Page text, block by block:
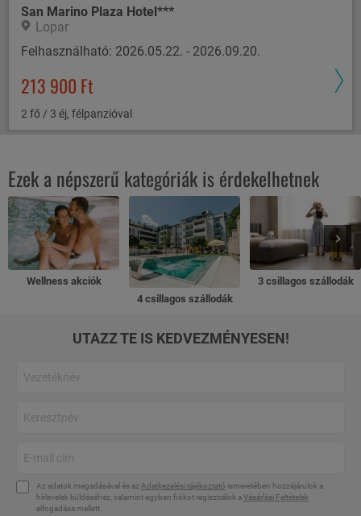
San Marino Plaza Hotel***
Lopar
Felhasználható: 2026.05.22. - 2026.09.20.
213 900 Ft
2 fő / 3 éj, félpanzióval
Ezek a népszerű kategóriák is érdekelhetnek
Wellness akciók
4 csillagos szállodák
3 csillagos szállodák
UTAZZ TE IS KEDVEZMÉNYESEN!
Az adatok megadásával és az Adatkezelési tájékoztató ismeretében hozzájárulok a
hírlevelek küldéséhez, valamint egyben fiókot regisztrálok aVásárlási Feltételek
elfogadása mellett.